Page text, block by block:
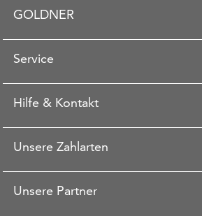
GOLDNER
Service
Hilfe & Kontakt
Unsere Zahlarten
Unsere Partner